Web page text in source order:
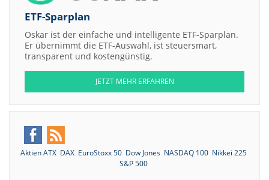
ETF-Sparplan
Oskar ist der einfache und intelligente ETF-Sparplan.
Er übernimmt die ETF-Auswahl, ist steuersmart,
transparent und kostengünstig.
JETZT MEHR ERFAHREN
Aktien ATX DAX EuroStoxx 50 Dow Jones NASDAQ 100 Nikkei 225
S&P 500